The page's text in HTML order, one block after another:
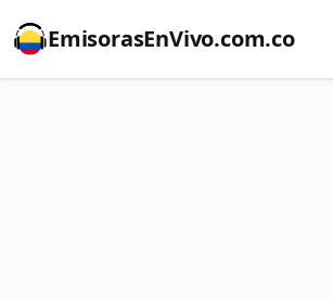
EmisorasEnVivo.com.co